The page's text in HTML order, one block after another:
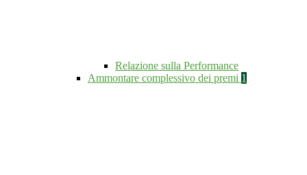
Relazione sulla Performance
Ammontare complessivo dei premi 1